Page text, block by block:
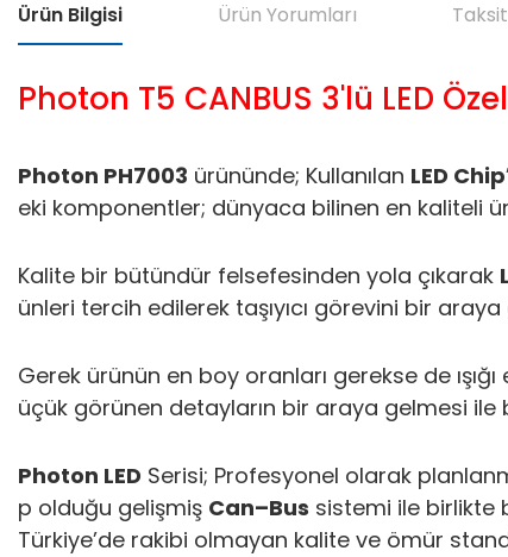
Ürün Bilgisi Ürün Yorumları
Photon T5 CANBUS 3'lü LED
Photon PH7003 ürününde; Kullanılan LED Chip
eki komponentler; dünyaca bilinen en kaliteli
Kalite bir bütündür felsefesinden yola çıkarak
ünleri tercih edilerek taşıyıcı görevini bir
Gerek ürünün en boy oranları gerekse de
üçük görünen detayların bir araya gelmesi ile
Photon LED Serisi; Profesyonel olarak
p olduğu gelişmiş Can–Bus sistemi ile birlikte
Türkiye’de rakibi olmayan kalite ve ömür